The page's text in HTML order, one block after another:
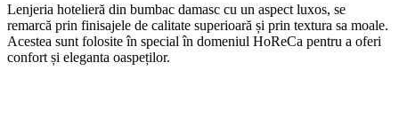
Lenjeria hotelieră din bumbac damasc cu un aspect luxos, se
remarcă prin finisajele de calitate superioară și prin textura sa moale.
Acestea sunt folosite în special în domeniul HoReCa pentru a oferi
confort și eleganta oaspeților.